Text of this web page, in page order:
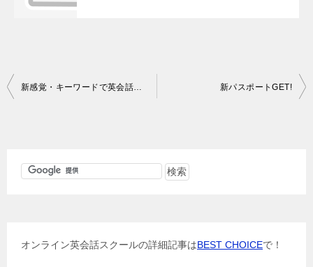
投
新パスポートGET!
オンライン英会話スクールの詳細記事はBEST CHOICEで！